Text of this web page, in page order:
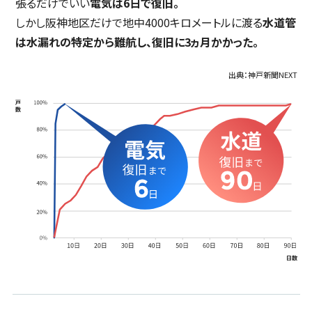
しかし阪神地区だけで地中4000キロメートルに渡る水道管
は水漏れの特定から難航し、復旧に3ヵ月かかった。
出典：神戸新聞NEXT